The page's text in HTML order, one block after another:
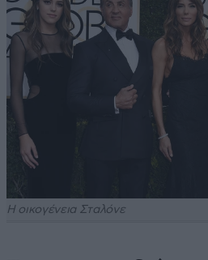
Η οικογένεια Σταλόνε